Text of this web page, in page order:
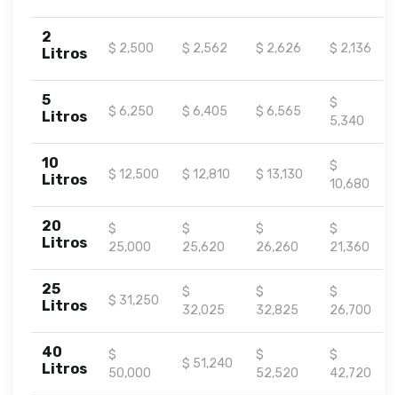
2
Litros
$ 2,500 $ 2,562 $ 2,626 $ 2,136
5
Litros
$ 6,250 $ 6,405 $ 6,565
$
5,340
10
Litros
$ 12,500 $ 12,810 $ 13,130
$
10,680
20
Litros
$
25,000
$
25,620
$
26,260
$
21,360
25
Litros
$ 31,250
$
32,025
$
32,825
$
26,700
40
Litros
$
50,000
$ 51,240
$
52,520
$
42,720